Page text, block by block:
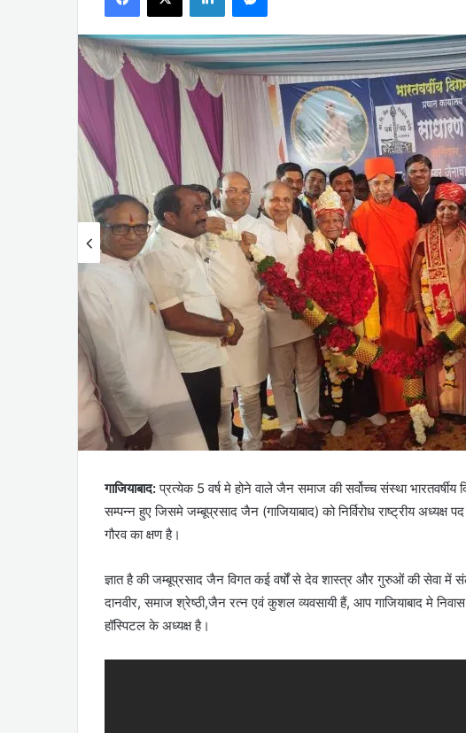
गाजियाबाद:प्रत्येक 5 वर्ष मे होने वाले जैन समाज की सर्वोच्च संस्था
सम्पन्न हुए जिसमे जम्बूप्रसाद जैन (गाजियाबाद) को निर्विरोध राष्ट्रीय
गौरव का क्षण है।
ज्ञात है की जम्बूप्रसाद जैन विगत कई वर्षों से देव शास्त्र और गुरुओं की सेवा में
दानवीर, समाज श्रेष्ठी,जैन रत्न एवं कुशल व्यवसायी हैं, आप गाजियाबाद मे
हॉस्पिटल के अध्यक्ष है।